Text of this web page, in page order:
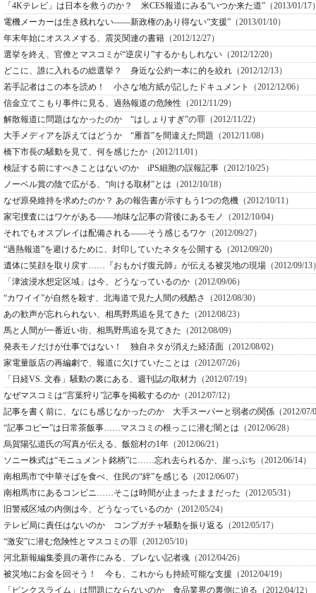
「4Kテレビ」は日本を救うのか？ 米CES報道にみる“いつか来た道” （2013/01/17
電機メーカーは生き残れない――新政権のあり得ない“支援” （2013/01/10）
年末年始にオススメする、震災関連の書籍 （2012/12/27）
選挙を終え、官僚とマスコミが“逆戻り”するかもしれない （2012/12/20）
どこに、誰に入れるの総選挙？ 身近な公約一本に的を絞れ （2012/12/13）
若手記者はこの本を読め！ 小さな地方紙が記したドキュメント
（2012/12/06）
信金立てこもり事件に見る、過熱報道の危険性 （2012/11/29）
解散報道に問題はなかったのか “はしょりすぎ”の罪 （2012/11/22）
大手メディアを訴えてはどうか “雁首”を間違えた問題 （2012/11/08）
橋下市長の騒動を見て、何を感じたか （2012/11/01）
検証する前にすべきことはないのか iPS細胞の誤報記事 （2012/10/25）
ノーベル賞の陰で広がる、“向ける取材”とは （2012/10/18）
なぜ原発維持を求めたのか？ あの報告書が示すもう1つの危機 （2012/10/11）
家宅捜査にはワケがある――地味な記事の背後にあるモノ
（2012/10/04）
それでもオスプレイは配備される――そう感じるワケ （2012/09/27）
“過熱報道”を避けるために、封印していたネタを公開する （2012/09/20）
遺体に笑顔を取り戻す……『おもかげ復元師』が伝える被災地の現場 （2012/09/13
「津波浸水想定区域」は今、どうなっているのか （2012/09/06）
“カワイイ”が自然を殺す、北海道で見た人間の残酷さ
（2012/08/30）
あの歓声が忘れられない、相馬野馬追を見てきた （2012/08/23）
馬と人間が一番近い街、相馬野馬追を見てきた （2012/08/09）
発表モノだけが仕事ではない！ 独自ネタが消えた経済面 （2012/08/02）
家電量販店の再編劇で、報道に欠けていたことは （2012/07/26）
「日経VS. 文春」騒動の裏にある、週刊誌の取材力 （2012/07/19）
なぜマスコミは“言葉狩り”記事を掲載するのか （2012/07/12）
記事を書く前に、なにも感じなかったのか 大手スーパーと弱者の関係 （2012/07/
“記事コピー”は日常茶飯事……マスコミの根っこに潜む闇とは （2012/06/28）
烏賀陽弘道氏の写真が伝える、飯舘村の1年 （2012/06/21）
ソニー株式は“モニュメント銘柄”に……忘れ去られるか、崖っぷち （2012/06/14）
南相馬市で中華そばを食べ、住民の“絆”を感じる （2012/06/07）
南相馬市にあるコンビニ……そこは時間が止まったままだった （2012/05/31）
旧警戒区域の内側は今、どうなっているのか （2012/05/24）
テレビ局に責任はないのか コンプガチャ騒動を振り返る （2012/05/17）
“激安”に潜む危険性とマスコミの罪 （2012/05/10）
河北新報編集委員の著作にみる、ブレない記者魂 （2012/04/26）
被災地にお金を回そう！ 今も、これからも持続可能な支援 （2012/04/19）
「ピンクスライム」は問題にならないのか 食品業界の裏側に迫る （2012/04/12）